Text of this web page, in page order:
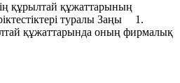
құрылтай құжаттарының
туралы Заңы 1.
құжаттарында оның фирмалық